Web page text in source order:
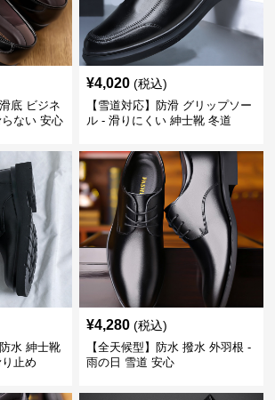
底 ビジネ
ない 安心
¥4,020 (税込)
【雪道対応】防滑 グリップソー
ル - 滑りにくい 紳士靴 冬道
水 紳士靴
止め
¥4,280 (税込)
【全天候型】防水 撥水 外羽根 -
雨の日 雪道 安心